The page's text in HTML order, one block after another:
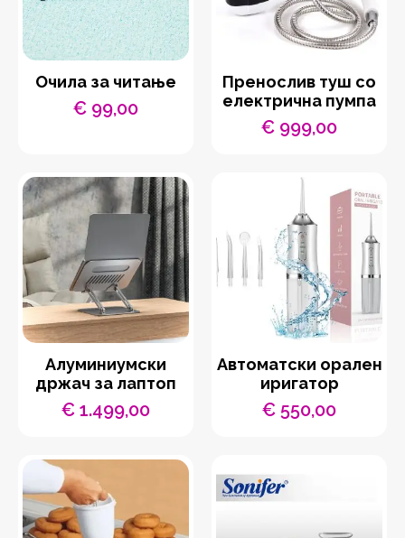
Очила за читање
€ 99,00
Пренослив туш со
електрична пумпа
€ 999,00
Aлуминиумски
држач за лаптоп
€ 1.499,00
Автоматски орален
иригатор
€ 550,00